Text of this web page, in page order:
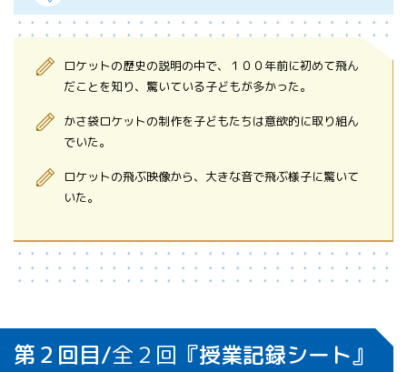
ロケットの歴史の説明の中で、１００年前に初めて飛ん
だことを知り、驚いている子どもが多かった。
かさ袋ロケットの制作を子どもたちは意欲的に取り組ん
でいた。
ロケットの飛ぶ映像から、大きな音で飛ぶ様子に驚いて
いた。
第２回目/全２回 『授業記録シート』